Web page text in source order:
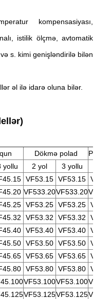
kompensasiyası,
istilik ölçmə, avtomatik
s. kimi genişləndirilə bilən
əl ilə idarə oluna bilər.
Dökmə polad
yollu 2 yol 3 yollu
VF53.15 VF53.15
VF533.20VF533.20
VF53.25 VF53.25
VF53.32 VF53.32
VF53.40 VF53.40
VF53.50 VF53.50
VF53.65 VF53.65
VF53.80 VF53.80
VF53.100VF53.100
VF53.125VF53.125